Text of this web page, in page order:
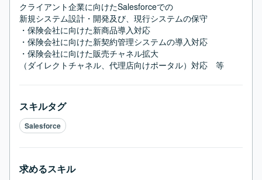
クライアント企業に向けたSalesforceでの
新規システム設計・開発及び、現行システムの保守
・保険会社に向けた新商品導入対応
・保険会社に向けた新契約管理システムの導入対応
・保険会社に向けた販売チャネル拡大
（ダイレクトチャネル、代理店向けポータル）対応　等
スキルタグ
Salesforce
求めるスキル